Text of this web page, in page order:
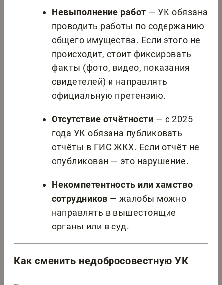
Невыполнение работ — УК обязана
проводить работы по содержанию
общего имущества. Если этого не
происходит, стоит фиксировать
факты (фото, видео, показания
свидетелей) и направлять
официальную претензию.
Отсутствие отчётности — с 2025
года УК обязана публиковать
отчёты в ГИС ЖКХ. Если отчёт не
опубликован — это нарушение.
Некомпетентность или хамство
сотрудников — жалобы можно
направлять в вышестоящие
органы или в суд.
Как сменить недобросовестную УК